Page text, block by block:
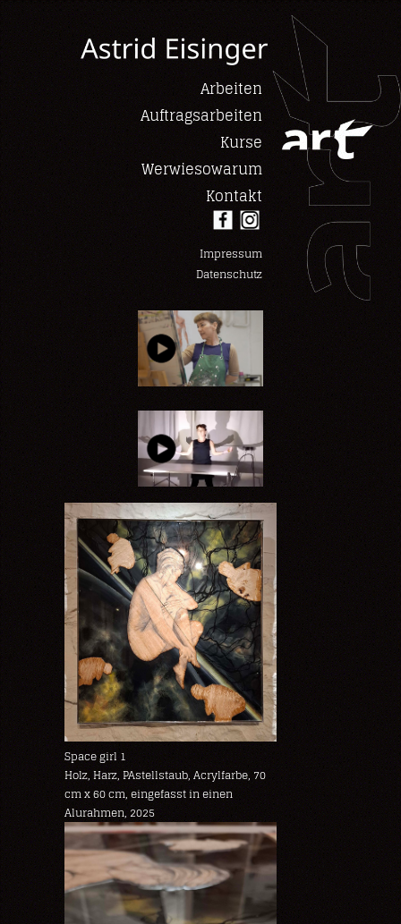
Arbeiten
Auftragsarbeiten
Kurse
Werwiesowarum
Kontakt
Impressum
Datenschutz
Space girl 1
Holz, Harz, PAstellstaub, Acrylfarbe, 70
cm x 60 cm, eingefasst in einen
Alurahmen, 2025